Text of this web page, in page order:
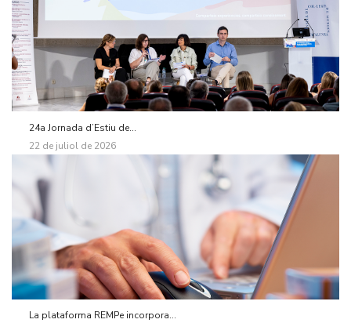
24a Jornada d’Estiu de...
22 de juliol de 2026
La plataforma REMPe incorpora...